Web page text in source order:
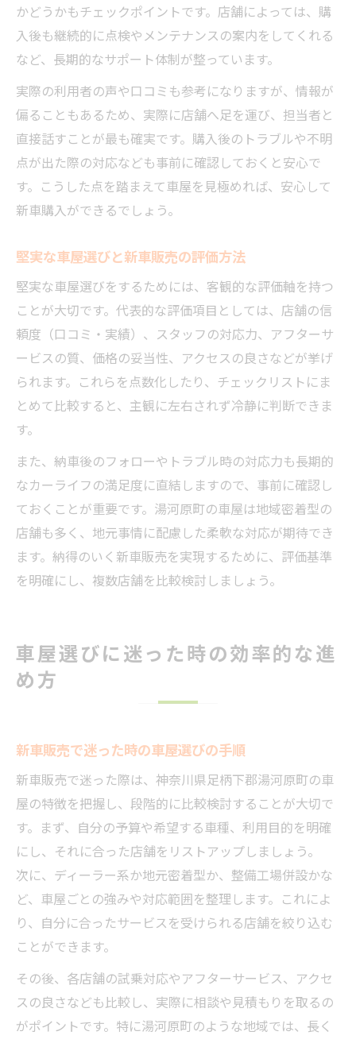
かどうかもチェックポイントです。店舗によっては、購
入後も継続的に点検やメンテナンスの案内をしてくれる
など、長期的なサポート体制が整っています。
実際の利用者の声や口コミも参考になりますが、情報が
偏ることもあるため、実際に店舗へ足を運び、担当者と
直接話すことが最も確実です。購入後のトラブルや不明
点が出た際の対応なども事前に確認しておくと安心で
す。こうした点を踏まえて車屋を見極めれば、安心して
新車購入ができるでしょう。
堅実な車屋選びと新車販売の評価方法
堅実な車屋選びをするためには、客観的な評価軸を持つ
ことが大切です。代表的な評価項目としては、店舗の信
頼度（口コミ・実績）、スタッフの対応力、アフターサ
ービスの質、価格の妥当性、アクセスの良さなどが挙げ
られます。これらを点数化したり、チェックリストにま
とめて比較すると、主観に左右されず冷静に判断できま
す。
また、納車後のフォローやトラブル時の対応力も長期的
なカーライフの満足度に直結しますので、事前に確認し
ておくことが重要です。湯河原町の車屋は地域密着型の
店舗も多く、地元事情に配慮した柔軟な対応が期待でき
ます。納得のいく新車販売を実現するために、評価基準
を明確にし、複数店舗を比較検討しましょう。
車屋選びに迷った時の効率的な進
め方
新車販売で迷った時の車屋選びの手順
新車販売で迷った際は、神奈川県足柄下郡湯河原町の車
屋の特徴を把握し、段階的に比較検討することが大切で
す。まず、自分の予算や希望する車種、利用目的を明確
にし、それに合った店舗をリストアップしましょう。
次に、ディーラー系か地元密着型か、整備工場併設かな
ど、車屋ごとの強みや対応範囲を整理します。これによ
り、自分に合ったサービスを受けられる店舗を絞り込む
ことができます。
その後、各店舗の試乗対応やアフターサービス、アクセ
スの良さなども比較し、実際に相談や見積もりを取るの
がポイントです。特に湯河原町のような地域では、長く